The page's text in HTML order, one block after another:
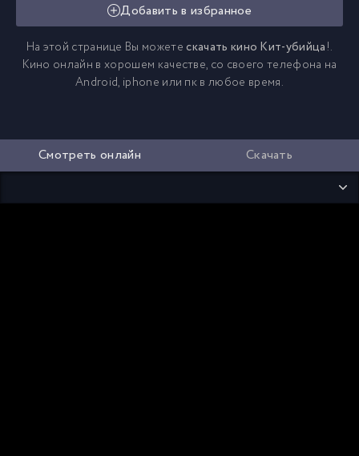
Добавить в избранное
На этой странице Вы можетескачать кино Кит-убийца!.
Кино онлайн в хорошем качестве, со своего телефона на
Android, iphone или пк в любое время.
Смотреть онлайн Скачать